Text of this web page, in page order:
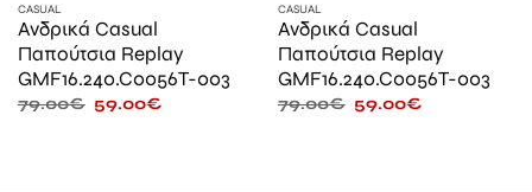
CASUAL
Ανδρικά Casual
Παπούτσια Replay
GMF16.240.C0056T-003
79.00€ 59.00€
CASUAL
Ανδρικά Casual
Παπούτσια Replay
GMF16.240.C0056T-003
79.00€ 59.00€